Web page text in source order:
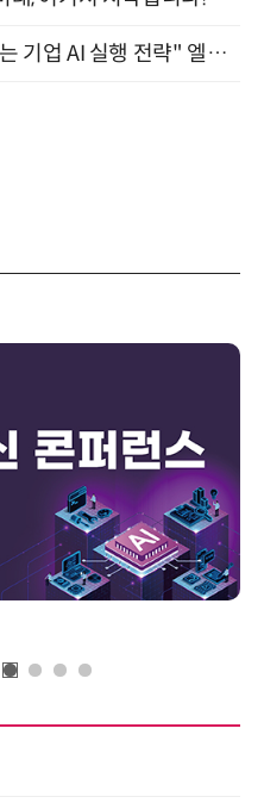
"AI ROI 시대, 투자 성과 높이는 기업 AI 실행 전략" 엘타워 6층 (9월 18일)